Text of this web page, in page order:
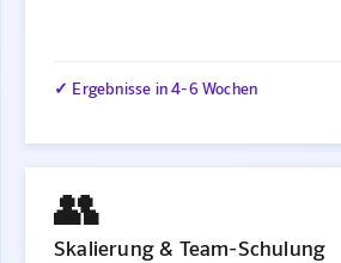
✓ Ergebnisse in 4-6 Wochen
👥
Skalierung & Team-Schulung